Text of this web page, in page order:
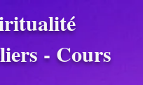
- Cours